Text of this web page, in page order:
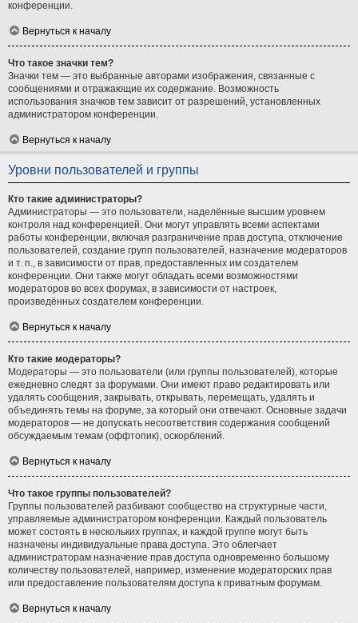
конференции.
Вернуться к началу
Что такое значки тем?
Значки тем — это выбранные авторами изображения, связанные с
сообщениями и отражающие их содержание. Возможность
использования значков тем зависит от разрешений, установленных
администратором конференции.
Вернуться к началу
Уровни пользователей и группы
Кто такие администраторы?
Администраторы — это пользователи, наделённые высшим уровнем
контроля над конференцией. Они могут управлять всеми аспектами
работы конференции, включая разграничение прав доступа, отключение
пользователей, создание групп пользователей, назначение модераторов
и т. п., в зависимости от прав, предоставленных им создателем
конференции. Они также могут обладать всеми возможностями
модераторов во всех форумах, в зависимости от настроек,
произведённых создателем конференции.
Вернуться к началу
Кто такие модераторы?
Модераторы — это пользователи (или группы пользователей), которые
ежедневно следят за форумами. Они имеют право редактировать или
удалять сообщения, закрывать, открывать, перемещать, удалять и
объединять темы на форуме, за который они отвечают. Основные задачи
модераторов — не допускать несоответствия содержания сообщений
обсуждаемым темам (оффтопик), оскорблений.
Вернуться к началу
Что такое группы пользователей?
Группы пользователей разбивают сообщество на структурные части,
управляемые администратором конференции. Каждый пользователь
может состоять в нескольких группах, и каждой группе могут быть
назначены индивидуальные права доступа. Это облегчает
администраторам назначение прав доступа одновременно большому
количеству пользователей, например, изменение модераторских прав
или предоставление пользователям доступа к приватным форумам.
Вернуться к началу